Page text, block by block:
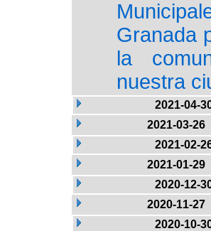
Granada
la
nuestra
2021-04-
2021-03-26
2021-02-
2021-01-29
2020-12-
2020-11-27
2020-10-